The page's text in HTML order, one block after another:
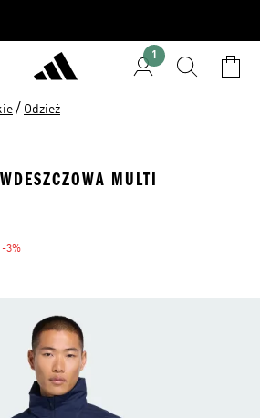
1
/ Odzież
MULTI
-3%